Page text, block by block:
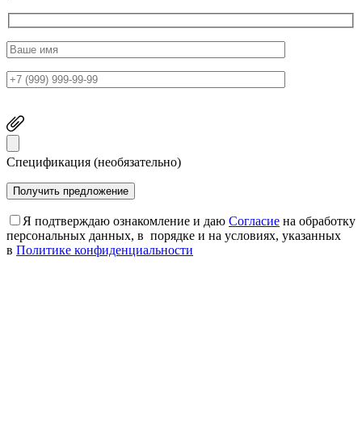
Спецификация (необязательно)
Я подтверждаю ознакомление и даю Согласие на обработку
персональных данных, в порядке и на условиях, указанных
в Политике конфиденциальности